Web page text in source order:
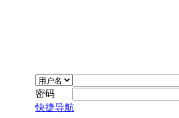
密码
快捷导航